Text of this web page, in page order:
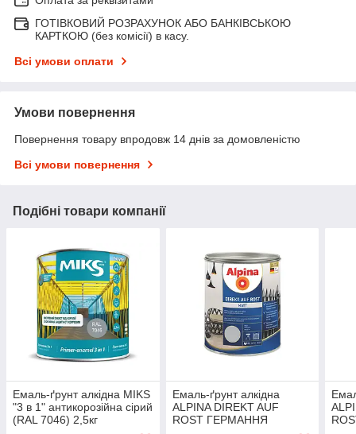
ГОТІВКОВИЙ РОЗРАХУНОК АБО БАНКІВСЬКОЮ
КАРТКОЮ (без комісії) в касу.
Всі умови оплати
Умови повернення
Повернення товару впродовж 14 днів за домовленістю
Всі умови повернення
Подібні товари компанії
Емаль-ґрунт алкідна MIKS
"3 в 1" антикорозійна сірий
(RAL 7046) 2,5кг
Емаль-ґрунт алкідна
ALPINA DIREKT AUF
ROST ГЕРМАННЯ